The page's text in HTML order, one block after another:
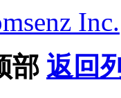
Inc.
部 返回